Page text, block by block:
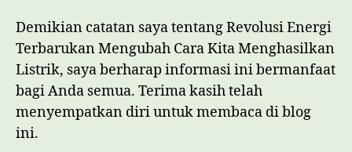
Demikian catatan saya tentang Revolusi Energi
Terbarukan Mengubah Cara Kita Menghasilkan
Listrik, saya berharap informasi ini bermanfaat
bagi Anda semua. Terima kasih telah
menyempatkan diri untuk membaca di blog
ini.